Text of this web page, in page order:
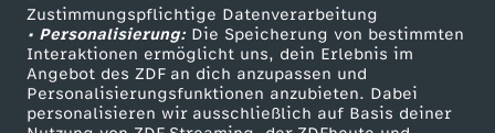
Zustimmungspflichtige Datenverarbeitung
• Personalisierung:Die Speicherung von bestimmten
Interaktionen ermöglicht uns, dein Erlebnis im
Angebot des ZDF an dich anzupassen und
Personalisierungsfunktionen anzubieten. Dabei
personalisieren wir ausschließlich auf Basis deiner
r
a
i
Livestreams
Sendungen A-Z
TV-Programm
Zuschauerservice
Hilfe